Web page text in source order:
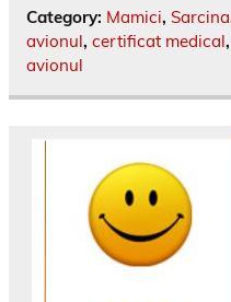
Category: Mamici, Sarcina
avionul, certificat medical,
avionul